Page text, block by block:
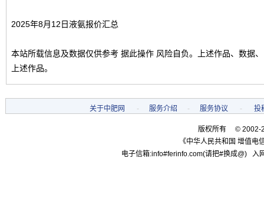
2025年8月12日液氨报价汇总
本站所载信息及数据仅供参考 据此操作 风险自负。上述作品、数据
上述作品。
关于中肥网 - 服务介绍 - 服务协议 - 投
版权所有 © 2002-
《中华人民共和国 增值电
电子信箱:info#ferinfo.com(请把#换成@)